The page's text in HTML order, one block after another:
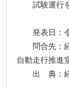
試験運行を
発表日：令
問合先：経
自動走行推進
出 典：経